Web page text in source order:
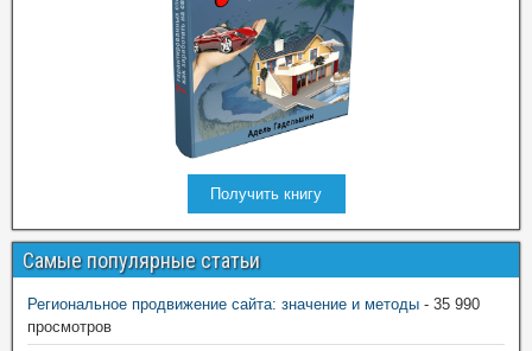
Получить книгу
Самые популярные статьи
Региональное продвижение сайта: значение и методы - 35 990
просмотров